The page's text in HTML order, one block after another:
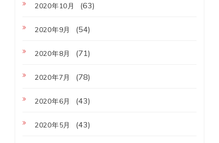
2020年10月 (63)
2020年9月 (54)
2020年8月 (71)
2020年7月 (78)
2020年6月 (43)
2020年5月 (43)